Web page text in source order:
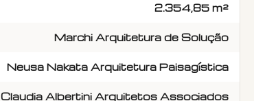
2.354,85 m²
Marchi Arquitetura de Solução
Neusa Nakata Arquitetura Paisagística
Claudia Albertini Arquitetos Associados